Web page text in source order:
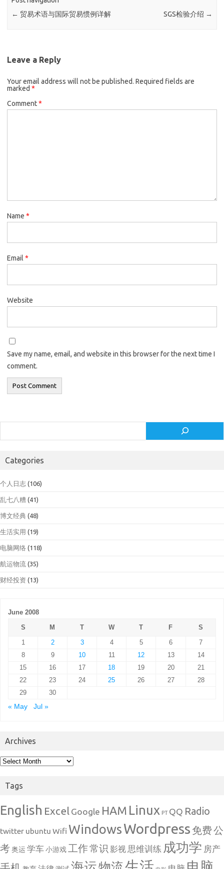
← 贸易术语与国际贸易惯例详解 SGS检验介绍 →
Leave a Reply
Your email address will not be published. Required fields are
marked *
Comment*
Name *
Email *
Website
Save my name, email, and website in this browser for the next time I
comment.
Categories
个人日志 (106)
乱七八糟 (41)
博文经典 (48)
生活实用 (19)
电脑网络 (118)
航运物流 (35)
财经投资 (13)
June 2008
S
M T W T F
S
1
2 3 4 5 6
7
8
9 10 11 12 13
14
15
16 17 18 19 20
21
22
23 24 25 26 27
28
29
30
« May
Jul »
Archives
Archives
Tags
English Excel Google HAM Linux PT QQ Radio
twitter ubuntu Wifi WindowsWordpress 免费公
考奥运 学车小游戏 工作常识 影视 思维训练 成功学 房产